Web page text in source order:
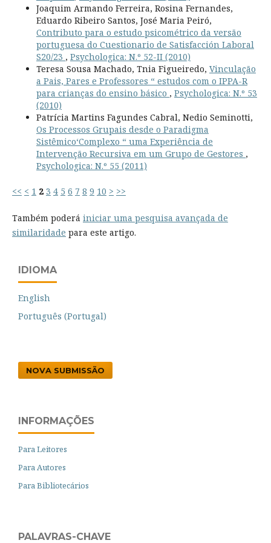
Joaquim Armando Ferreira, Rosina Fernandes,
Eduardo Ribeiro Santos, José Maria Peiró,
Contributo para o estudo psicométrico da versão
portuguesa do Cuestionario de Satisfacción Laboral
S20/23 , Psychologica: N.º 52-II (2010)
Teresa Sousa Machado, Tnia Figueiredo, Vinculação
a Pais, Pares e Professores “ estudos com o IPPA-R
para crianças do ensino básico , Psychologica: N.º 53
(2010)
Patrícia Martins Fagundes Cabral, Nedio Seminotti,
Os Processos Grupais desde o Paradigma
Sistêmico‘Complexo “ uma Experiência de
Intervenção Recursiva em um Grupo de Gestores ,
Psychologica: N.º 55 (2011)
<< < 1 2 3 4 5 6 7 8 9 10 > >>
Também poderá iniciar uma pesquisa avançada de
similaridade para este artigo.
IDIOMA
English
Português (Portugal)
NOVA SUBMISSÃO
INFORMAÇÕES
Para Leitores
Para Autores
Para Bibliotecários
PALAVRAS-CHAVE